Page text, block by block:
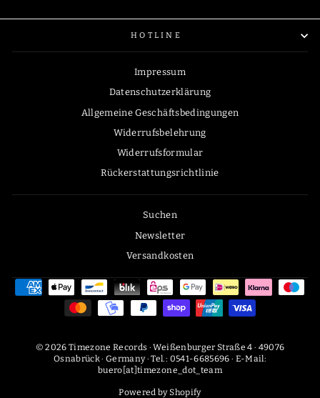
HOTLINE
Impressum
Datenschutzerklärung
Allgemeine Geschäftsbedingungen
Widerrufsbelehrung
Widerrufsformular
Rückerstattungsrichtlinie
Suchen
Newsletter
Versandkosten
© 2026 Timezone Records · Weißenburger Straße 4 · 49076
Osnabrück · Germany · Tel.: 0541-6685696 · E-Mail:
buero[at]timezone_dot_team
Powered by Shopify